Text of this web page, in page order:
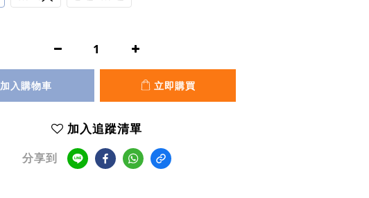
加入購物車 立即購買
加入追蹤清單
分享到